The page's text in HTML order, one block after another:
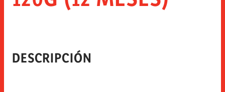
DESCRIPCIÓN